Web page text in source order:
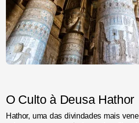
O Culto à Deusa Hathor
Hathor, uma das divindades mais